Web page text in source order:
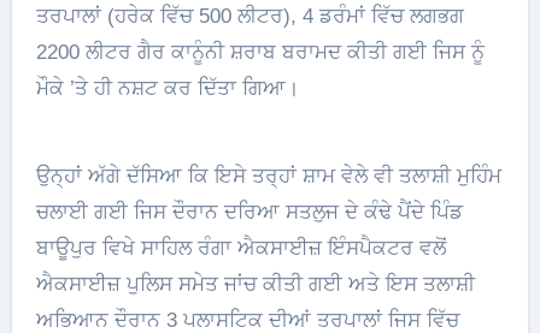
ਤਰਪਾਲਾਂ (ਹਰੇਕ ਵਿੱਚ 500 ਲੀਟਰ), 4 ਡਰੰਮਾਂ ਵਿੱਚ ਲਗਭਗ
2200 ਲੀਟਰ ਗੈਰ ਕਾਨੂੰਨੀ ਸ਼ਰਾਬ ਬਰਾਮਦ ਕੀਤੀ ਗਈ ਜਿਸ ਨੂੰ
ਮੌਕੇ ’ਤੇ ਹੀ ਨਸ਼ਟ ਕਰ ਦਿੱਤਾ ਗਿਆ।
ਉਨ੍ਹਾਂ ਅੱਗੇ ਦੱਸਿਆ ਕਿ ਇਸੇ ਤਰ੍ਹਾਂ ਸ਼ਾਮ ਵੇਲੇ ਵੀ ਤਲਾਸ਼ੀ ਮੁਹਿੰਮ
ਚਲਾਈ ਗਈ ਜਿਸ ਦੌਰਾਨ ਦਰਿਆ ਸਤਲੁਜ ਦੇ ਕੰਢੇ ਪੈਂਦੇ ਪਿੰਡ
ਬਾਊਪੁਰ ਵਿਖੇ ਸਾਹਿਲ ਰੰਗਾ ਐਕਸਾਈਜ਼ ਇੰਸਪੈਕਟਰ ਵਲੋਂ
ਐਕਸਾਈਜ਼ ਪੁਲਿਸ ਸਮੇਤ ਜਾਂਚ ਕੀਤੀ ਗਈ ਅਤੇ ਇਸ ਤਲਾਸ਼ੀ
ਅਭਿਆਨ ਦੌਰਾਨ 3 ਪਲਾਸਟਿਕ ਦੀਆਂ ਤਰਪਾਲਾਂ ਜਿਸ ਵਿੱਚ